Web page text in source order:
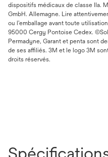
dispositifs médicaux de classe IIa.
GmbH. Allemagne. Lire
ou l’emballage avant toute
95000 Cergy Pontoise Cedex.
Permadyne, Garant et penta sont
de ses affiliés. 3M et le logo 3M
droits réservés.